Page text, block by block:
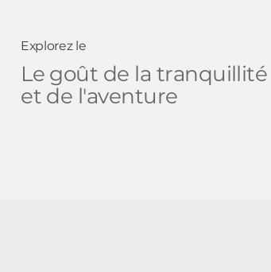
Explorez le
Le goût de la tranquillité
et de l'aventure